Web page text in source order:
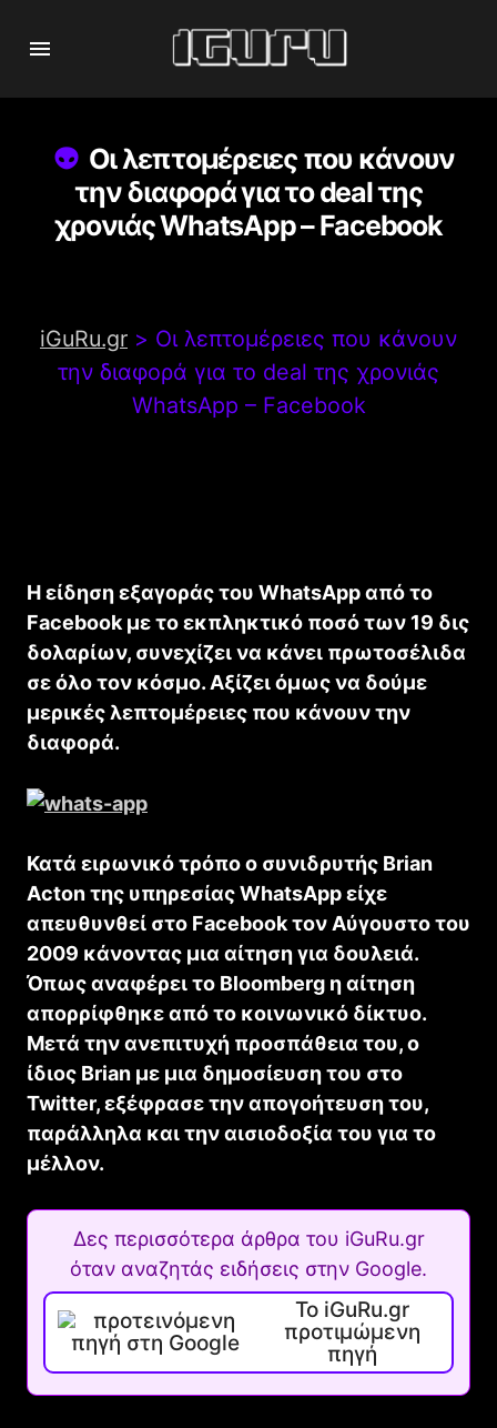
Οι λεπτομέρειες που κάνουν
την διαφορά για το deal της
χρονιάς WhatsApp – Facebook
iGuRu.gr > Οι λεπτομέρειες που κάνουν
την διαφορά για το deal της χρονιάς
WhatsApp – Facebook
Η είδηση εξαγοράς του WhatsApp από το
Facebook με το εκπληκτικό ποσό των 19 δις
δολαρίων, συνεχίζει να κάνει πρωτοσέλιδα
σε όλο τον κόσμο. Αξίζει όμως να δούμε
μερικές λεπτομέρειες που κάνουν την
διαφορά.
Κατά ειρωνικό τρόπο ο συνιδρυτής Brian
Acton της υπηρεσίας WhatsApp είχε
απευθυνθεί στο Facebook τον Αύγουστο του
2009 κάνοντας μια αίτηση για δουλειά.
Όπως αναφέρει το Bloomberg η αίτηση
απορρίφθηκε από το κοινωνικό δίκτυο.
Μετά την ανεπιτυχή προσπάθεια του, ο
ίδιος Brian με μια δημοσίευση του στο
Twitter, εξέφρασε την απογοήτευση του,
παράλληλα και την αισιοδοξία του για το
μέλλον.
Δες περισσότερα άρθρα του iGuRu.gr
όταν αναζητάς ειδήσεις στην Google.
Το iGuRu.gr
προτιμώμενη
πηγή